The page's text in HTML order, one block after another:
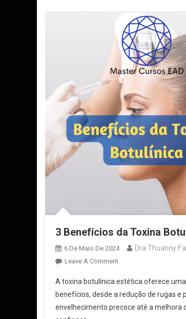
3 Benefícios da Toxina
6 De Maio De 2024 Dra Thuanny
Leave A Comment
A toxina botulínica estética oferece
benefícios, desde a redução de rugas e
envelhecimento precoce até a melhora